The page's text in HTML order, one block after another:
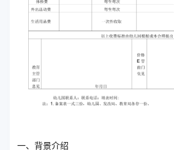
一、背景介绍